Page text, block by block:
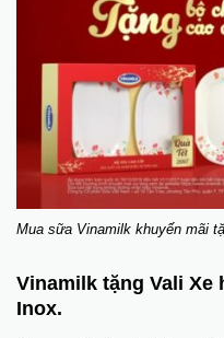
Mua sữa Vinamilk khuyến mãi
Vinamilk tặng Vali Xe
Inox.